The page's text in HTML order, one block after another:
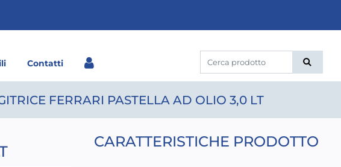
Contatti
FERRARI PASTELLA AD OLIO 3,0 LT
CARATTERISTICHE PRODOTTO